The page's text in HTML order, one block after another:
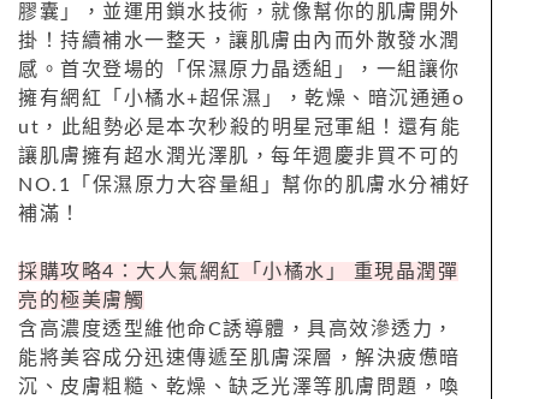
膠囊」，並運用鎖水技術，就像幫你的肌膚開外
掛！持續補水一整天，讓肌膚由內而外散發水潤
感。首次登場的「保濕原力晶透組」，一組讓你
擁有網紅「小橘水+超保濕」，乾燥、暗沉通通o
ut，此組勢必是本次秒殺的明星冠軍組！還有能
讓肌膚擁有超水潤光澤肌，每年週慶非買不可的
NO.1「保濕原力大容量組」幫你的肌膚水分補好
補滿！
採購攻略4：大人氣網紅「小橘水」 重現晶潤彈
亮的極美膚觸
含高濃度透型維他命C誘導體，具高效滲透力，
能將美容成分迅速傳遞至肌膚深層，解決疲憊暗
沉、皮膚粗糙、乾燥、缺乏光澤等肌膚問題，喚